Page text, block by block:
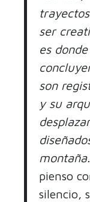
ser
es
son
y su
montaña.
pienso
silencio,